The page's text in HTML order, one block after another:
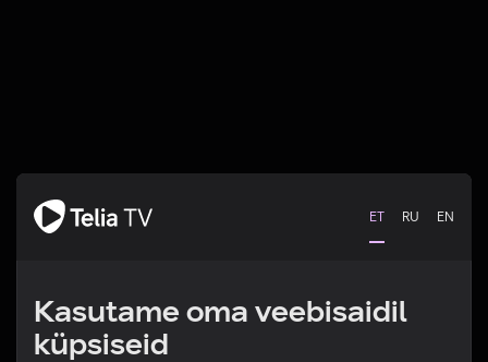
ET RU EN
Kasutame oma veebisaidil
küpsiseid